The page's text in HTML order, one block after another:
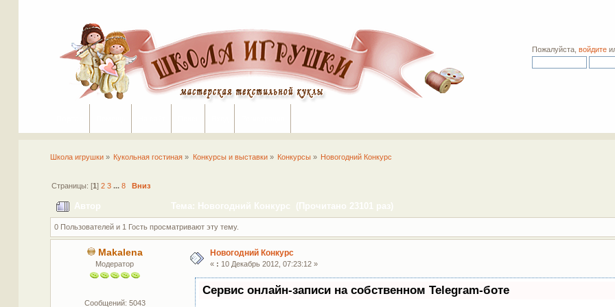
Пожалуйста,войдите
Школа игрушки » Кукольная гостиная » Конкурсы и выставки» Конкурсы » Новогодний Конкурс
Страницы: [1]2 3 ...8 Вниз
Автор Тема: Новогодний Конкурс (Прочитано 23101 раз)
0 Пользователей и 1 Гость просматривают эту тему.
Makalena
Модератор
Сообщений: 5043
Новогодний Конкурс
« : 10 Декабрь 2012, 07:23:12 »
Сервис онлайн-записи на собственном Telegram-боте